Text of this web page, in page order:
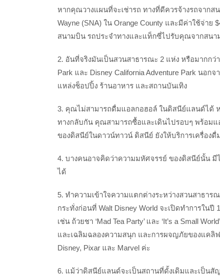
หากคุณวางแผนที่จะเช่ารถ ทางที่ดีควรจ้างรถจากส
Wayne (SNA) ใน Orange County และมีค่าใช้จ่าย
สนามบิน รถประจำทางและแท็กซี่ไปรับคุณจากสนา
2. อันที่จริงมันเป็นสวนสาธารณะ 2 แห่ง หรือมากก
Park และ Disney California Adventure Park นอก
แหล่งช็อปปิ้ง ร้านอาหาร และสถานบันเทิง
3. คุณไม่สามารถดื่มแอลกอฮอล์ ในดิสนีย์แลนด์ได้
ทางกลับกัน คุณสามารถซื้อและเดินไปรอบๆ พร้อมแ
ของดิสนีย์ในดาวน์ทาวน์ ดิสนีย์ ยังให้บริการเครื่อง
4. บางคนอาจคิดว่าความมหัศจรรย์ ของดิสนีย์นั้น มี
ได้
5. ทำความเข้าใจความแตกต่างระหว่างสวนสาธา
กระทั่งก่อนที่ Walt Disney World จะเปิดทำการใ
เช่น ถ้วยชา ‘Mad Tea Party’ และ ‘It’s a Small
และเฉลิมฉลองความสนุก และการผจญภัยของแคลิ
Disney, Pixar และ Marvel ค่ะ
6. แม้ว่าดิสนีย์แลนด์จะเป็นสถานที่ดั้งเดิมและเป็น